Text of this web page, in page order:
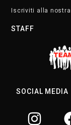
Iscriviti alla
STAFF
SOCIAL MEDIA